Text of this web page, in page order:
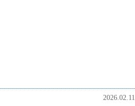
2026.02.11